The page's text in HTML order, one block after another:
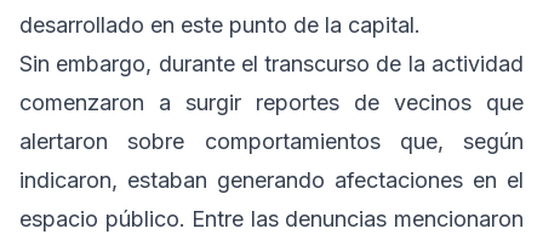
desarrollado en este punto de la capital.
Sin embargo, durante el transcurso de la actividad
comenzaron a surgir reportes de vecinos que
alertaron sobre comportamientos que, según
indicaron, estaban generando afectaciones en el
espacio público. Entre las denuncias mencionaron